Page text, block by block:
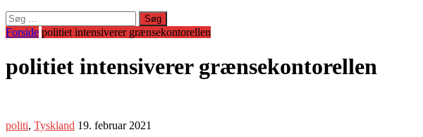
Søg
efter:
Forside politiet intensiverer grænsekontorellen
politiet intensiverer grænsekontorellen
politi, Tyskland 19. februar 2021